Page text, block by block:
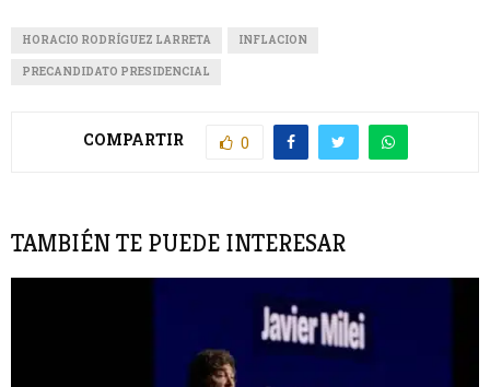
HORACIO RODRÍGUEZ LARRETA INFLACION
PRECANDIDATO PRESIDENCIAL
COMPARTIR 0
TAMBIÉN TE PUEDE INTERESAR